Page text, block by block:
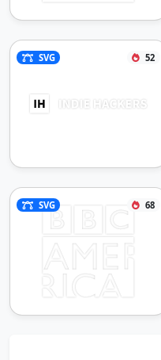
SVG 52
SVG 68